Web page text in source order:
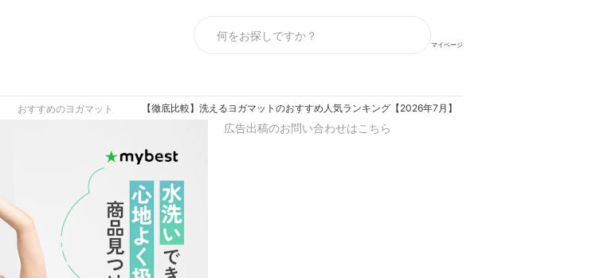
マイページ
おすすめのヨガマット 【徹底比較】洗えるヨガマットのおすすめ人気ランキング【2026年7月】
広告出稿のお問い合わせはこちら